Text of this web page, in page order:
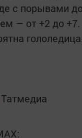
с порывами
— от +2 до +7.
Татмедиа